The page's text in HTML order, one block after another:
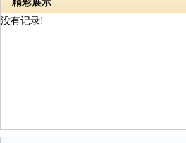
精彩展示
没有记录!